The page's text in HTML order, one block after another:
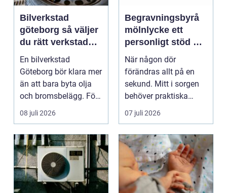
Bilverkstad
göteborg så väljer
du rätt verkstad
för din bil
En bilverkstad
Göteborg bör klara mer
än att bara byta olja
och bromsbelägg. För
många bilägare i oc...
08 juli 2026
Begravningsbyrå
mölnlycke ett
personligt stöd när
någon gått bort
När någon dör
förändras allt på en
sekund. Mitt i sorgen
behöver praktiska
frågor få svar: var ska
b...
07 juli 2026